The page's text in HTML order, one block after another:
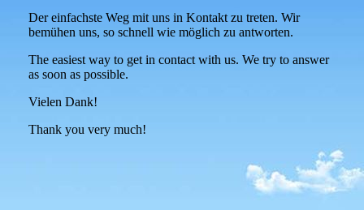
Der einfachste Weg mit uns in Kontakt zu treten. Wir
bemühen uns, so schnell wie möglich zu antworten.
The easiest way to get in contact with us. We try to answer
as soon as possible.
Vielen Dank!
Thank you very much!